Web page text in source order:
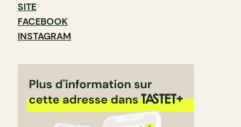
SITE
FACEBOOK
INSTAGRAM